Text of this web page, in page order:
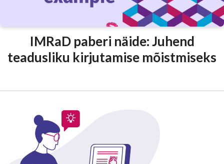
IMRaD paberi näide: Juhend
teadusliku kirjutamise mõistmiseks